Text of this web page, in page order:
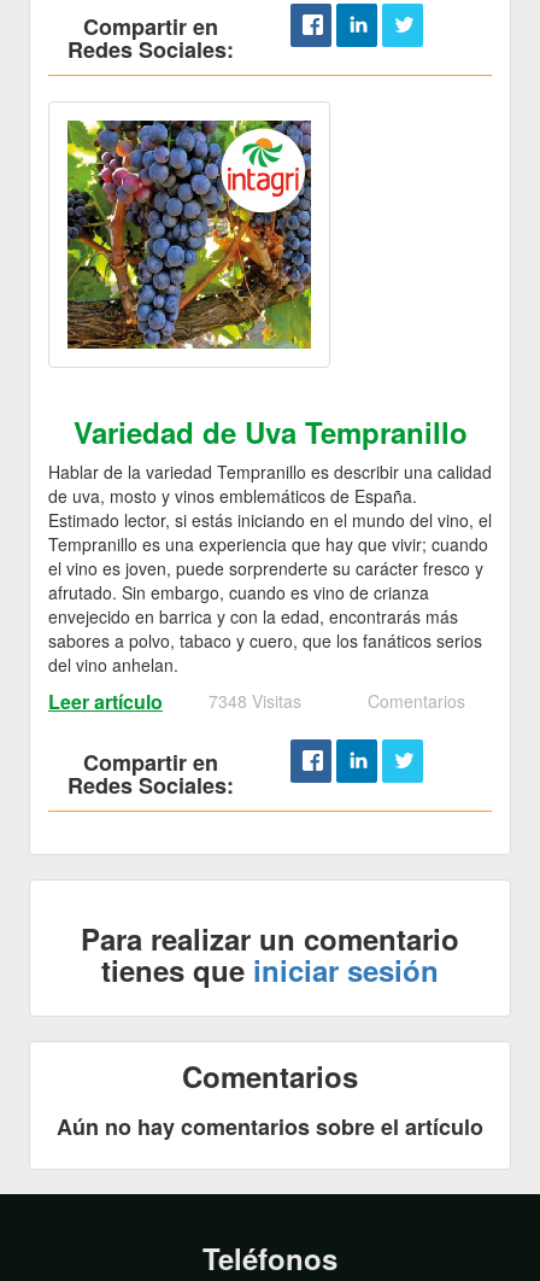
Compartir en
Redes Sociales:
Variedad de Uva Tempranillo
Hablar de la variedad Tempranillo es describir una calidad
de uva, mosto y vinos emblemáticos de España.
Estimado lector, si estás iniciando en el mundo del vino, el
Tempranillo es una experiencia que hay que vivir; cuando
el vino es joven, puede sorprenderte su carácter fresco y
afrutado. Sin embargo, cuando es vino de crianza
envejecido en barrica y con la edad, encontrarás más
sabores a polvo, tabaco y cuero, que los fanáticos serios
del vino anhelan.
Leer artículo 7348 Visitas Comentarios
Compartir en
Redes Sociales:
Para realizar un comentario
tienes que iniciar sesión
Comentarios
Aún no hay comentarios sobre el artículo
Teléfonos